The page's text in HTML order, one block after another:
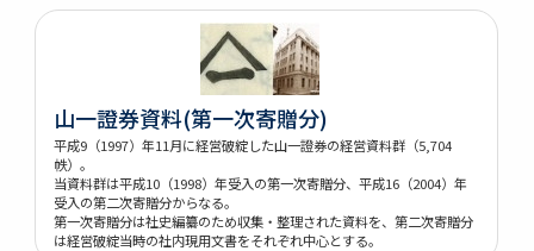
山一證券資料(第一次寄贈分)
平成9（1997）年11月に経営破綻した山一證券の経営資料群（5,704
帙）。
当資料群は平成10（1998）年受入の第一次寄贈分、平成16（2004）年
受入の第二次寄贈分からなる。
第一次寄贈分は社史編纂のため収集・整理された資料を、第二次寄贈分
は経営破綻当時の社内現用文書をそれぞれ中心とする。